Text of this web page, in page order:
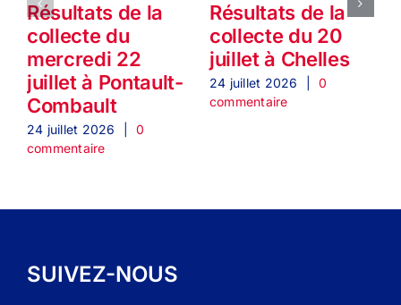
Résultats de la
collecte du
mercredi 22
juillet à Pontault-
Combault
24 juillet 2026
0
commentaire
Résultats de la
collecte du 20
juillet à Chelles
24 juillet 2026
0
commentaire
SUIVEZ-NOUS